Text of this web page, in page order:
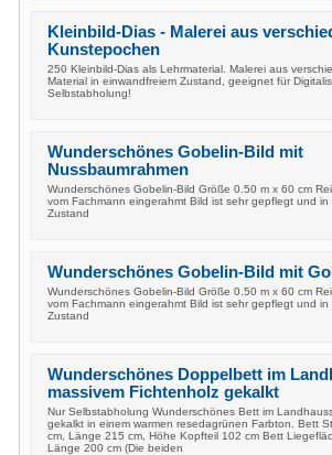
Kleinbild-Dias - Malerei aus
Kunstepochen
250 Kleinbild-Dias als Lehrmaterial. Malerei aus
Material in einwandfreiem Zustand, geeignet für
Selbstabholung!
Wunderschönes Gobelin-Bild mit
Nussbaumrahmen
Wunderschönes Gobelin-Bild Größe 0.50 m x 60 cm
vom Fachmann eingerahmt Bild ist sehr gepflegt und
Zustand
Wunderschönes Gobelin-Bild mit
Wunderschönes Gobelin-Bild Größe 0.50 m x 60 cm
vom Fachmann eingerahmt Bild ist sehr gepflegt und
Zustand
Wunderschönes Doppelbett im
massivem Fichtenholz gekalkt
Nur Selbstabholung Wunderschönes Bett im
gekalkt in einem warmen resedagrünen Farbton. Bett
cm, Länge 215 cm, Höhe Kopfteil 102 cm Bett
Länge 200 cm (Die beiden